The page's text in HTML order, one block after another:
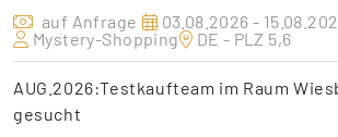
auf Anfrage
03.08.2026 -
Mystery-Shopping
DE - PLZ 5,6
AUG.2026:Testkaufteam im Raum
gesucht